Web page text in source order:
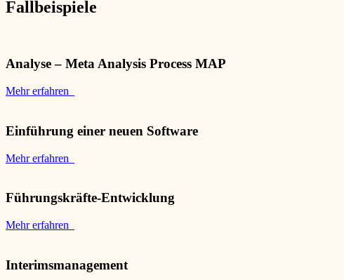
Fallbeispiele
Analyse – Meta Analysis Process MAP
Mehr erfahren
Einführung einer neuen Software
Mehr erfahren
Führungskräfte-Entwicklung
Mehr erfahren
Interimsmanagement